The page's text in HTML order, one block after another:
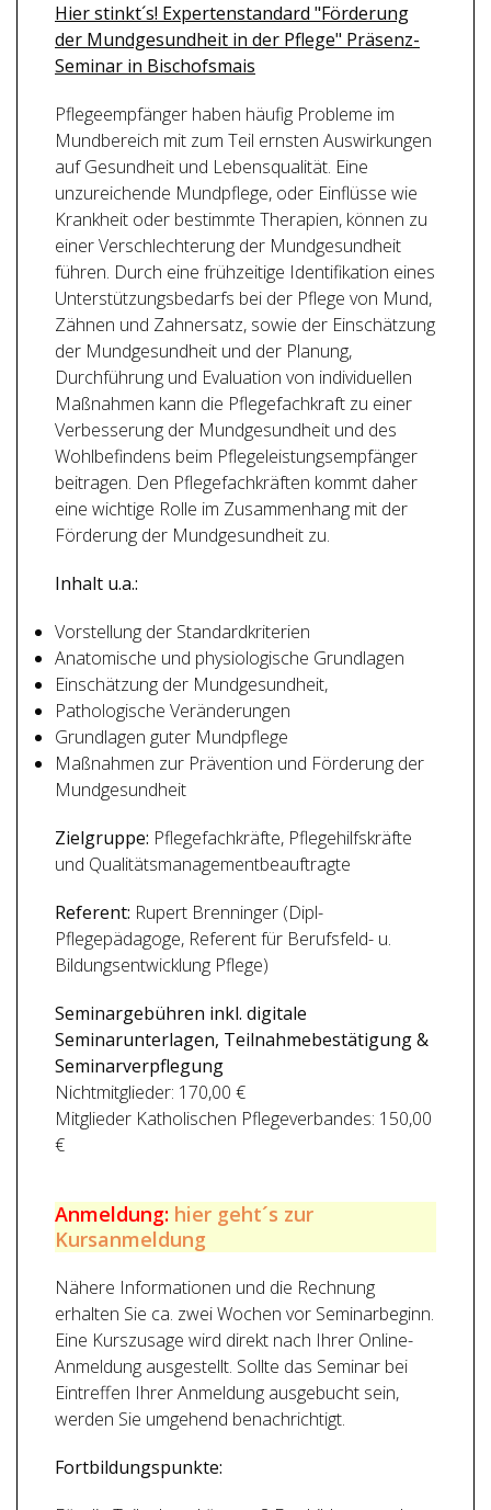
Hier stinkt´s! Expertenstandard "Förderung
der Mundgesundheit in der Pflege" Präsenz-
Seminar in Bischofsmais
Pflegeempfänger haben häufig Probleme im
Mundbereich mit zum Teil ernsten Auswirkungen
auf Gesundheit und Lebensqualität. Eine
unzureichende Mundpflege, oder Einflüsse wie
Krankheit oder bestimmte Therapien, können zu
einer Verschlechterung der Mundgesundheit
führen. Durch eine frühzeitige Identifikation eines
Unterstützungsbedarfs bei der Pflege von Mund,
Zähnen und Zahnersatz, sowie der Einschätzung
der Mundgesundheit und der Planung,
Durchführung und Evaluation von individuellen
Maßnahmen kann die Pflegefachkraft zu einer
Verbesserung der Mundgesundheit und des
Wohlbefindens beim Pflegeleistungsempfänger
beitragen. Den Pflegefachkräften kommt daher
eine wichtige Rolle im Zusammenhang mit der
Förderung der Mundgesundheit zu.
Inhalt u.a.:
Vorstellung der Standardkriterien
Anatomische und physiologische Grundlagen
Einschätzung der Mundgesundheit,
Pathologische Veränderungen
Grundlagen guter Mundpflege
Maßnahmen zur Prävention und Förderung der
Mundgesundheit
Zielgruppe: Pflegefachkräfte, Pflegehilfskräfte
und Qualitätsmanagementbeauftragte
Referent: Rupert Brenninger (Dipl-
Pflegepädagoge, Referent für Berufsfeld- u.
Bildungsentwicklung Pflege)
Seminargebühren inkl. digitale
Seminarunterlagen, Teilnahmebestätigung &
Seminarverpflegung
Nichtmitglieder: 170,00 €
Mitglieder Katholischen Pflegeverbandes: 150,00
€
Anmeldung: hier geht´s zur
Kursanmeldung
Nähere Informationen und die Rechnung
erhalten Sie ca. zwei Wochen vor Seminarbeginn.
Eine Kurszusage wird direkt nach Ihrer Online-
Anmeldung ausgestellt. Sollte das Seminar bei
Eintreffen Ihrer Anmeldung ausgebucht sein,
werden Sie umgehend benachrichtigt.
Fortbildungspunkte: